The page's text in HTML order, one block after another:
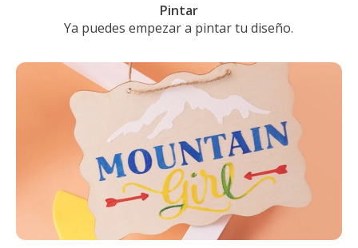
Pintar
Ya puedes empezar a pintar tu diseño.